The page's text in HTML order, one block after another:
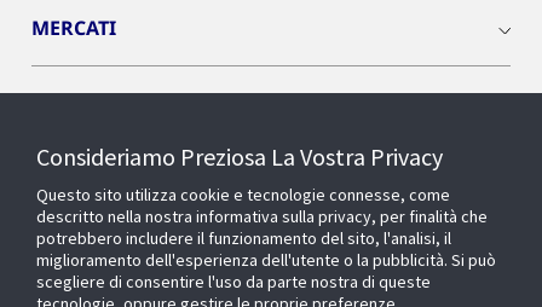
MERCATI
OPENBLUE
Consideriamo Preziosa La Vostra Privacy
Questo sito utilizza cookie e tecnologie connesse, come
descritto nella nostra informativa sulla privacy, per finalità che
potrebbero includere il funzionamento del sito, l'analisi, il
miglioramento dell'esperienza dell'utente o la pubblicità. Si può
scegliere di consentire l'uso da parte nostra di queste